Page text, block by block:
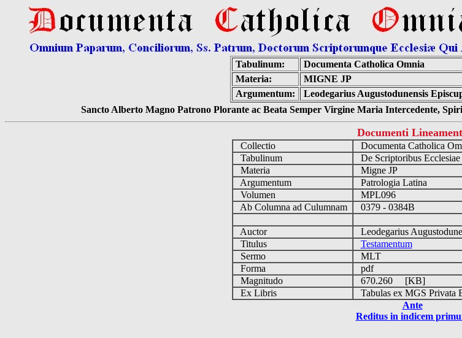
Tabulinum:
Documenta Catholica Omnia
Materia:
MIGNE JP
Argumentum:
Leodegarius Augustodunensis
Sancto Alberto Magno Patrono Plorante ac Beata Semper Virgine Maria Intercedente,
Documenti
Collectio
Documenta Catholica
Tabulinum
De Scriptoribus Ecclesiae
Materia
Migne JP
Argumentum
Patrologia Latina
Volumen
MPL096
Ab Columna ad Culumnam
0379 - 0384B
Auctor
Leodegarius
Titulus
Testamentum
Sermo
MLT
Forma
pdf
Magnitudo
670.260 [KB]
Ex Libris
Tabulas ex MGS Privata
Ante
Reditus in indicem